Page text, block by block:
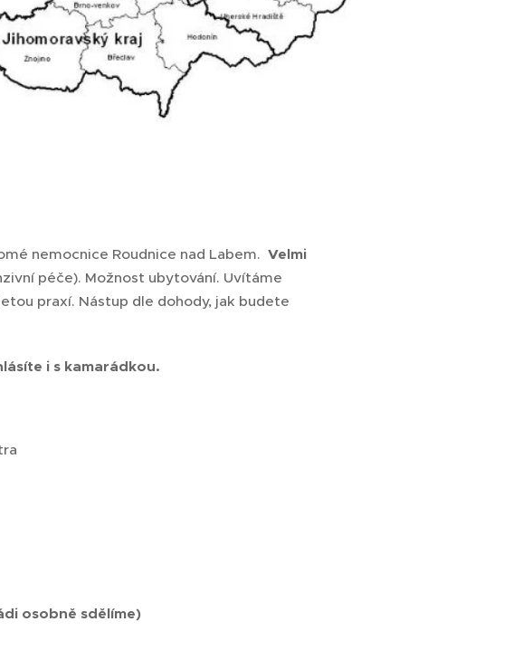
nemocnice Roudnice nad Labem. Velmi
péče). Možnost ubytování. Uvítáme
praxí. Nástup dle dohody, jak budete
i s kamarádkou.
osobně sdělíme)